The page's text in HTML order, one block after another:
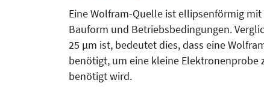
Eine Wolfram-Quelle ist ellipsenförmig
Bauform und Betriebsbedingungen.
25 µm ist, bedeutet dies, dass eine
benötigt, um eine kleine Elektronenprobe
benötigt wird.